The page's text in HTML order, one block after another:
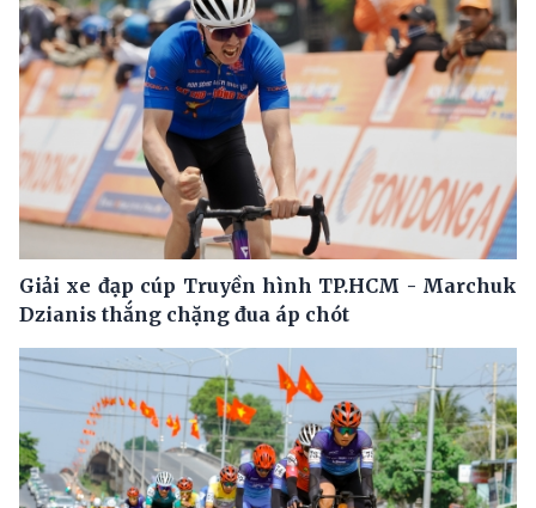
Giải xe đạp cúp Truyền hình TP.HCM - Marchuk
Dzianis thắng chặng đua áp chót